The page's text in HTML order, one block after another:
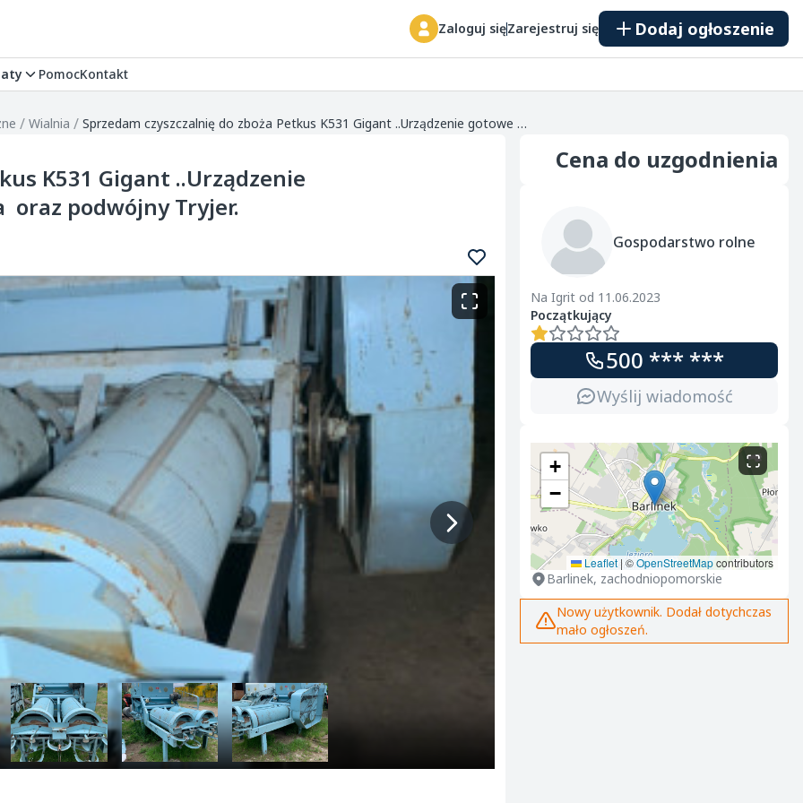
Zaloguj sięZarejestruj się Dodaj ogłoszenie
PomocKontakt
/ Wialnia / Sprzedam czyszczalnię do zboża Petkus K531 Gigant ..Urządzenie gotowe do pracy wyposażone w sita oraz podwójny Tryjer.
K531 Gigant ..Urządzenie
podwójny Tryjer.
Cena do uzgodnienia
Gospodarstwo rolne
Na Igrit od 11.06.2023
Początkujący
500 *** ***
Wyślij wiadomość
+
−
Leaflet | ©OpenStreetMapcontributors
Barlinek, zachodniopomorskie
Nowy użytkownik. Dodał dotychczas
mało ogłoszeń.